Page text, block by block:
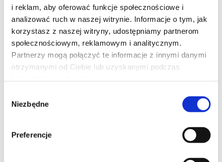
i reklam, aby oferować funkcje społecznościowe i
analizować ruch w naszej witrynie. Informacje o tym, jak
korzystasz z naszej witryny, udostępniamy partnerom
społecznościowym, reklamowym i analitycznym.
Partnerzy mogą połączyć te informacje z innymi danymi
otrzymanymi od Ciebie lub uzyskanymi podczas
zgody
Niezbędne
Preferencje
Billie Eilish - Hit Me Hard and Soft:
The Tour (w technologii 3D)
Film, zrealizowany w technologii 3D i wyreżyserowany przez
laureatów Oscarów® Jamesa Camerona oraz Billie Eilish,
Jako dwukrotna zdobywczyni Oscara® i dziewięciokrotna